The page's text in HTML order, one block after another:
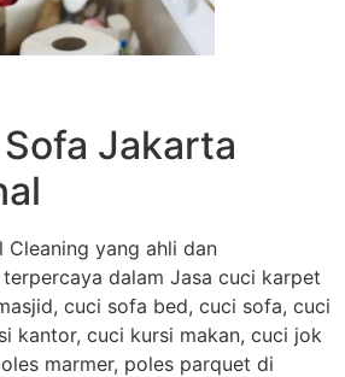
Jakarta
Cleaning yang ahli dan
dalam Jasa cuci karpet
cuci sofa bed, cuci sofa, cuci
kantor, cuci kursi makan, cuci jok
marmer, poles parquet di